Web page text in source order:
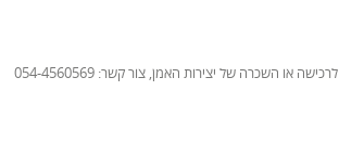
לרכישה או השכרה של יצירות האמן, צור קשר: 054-4560569